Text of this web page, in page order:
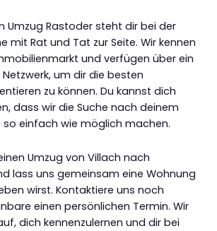
Umzug Rastoder steht dir bei der
mit Rat und Tat zur Seite. Wir kennen
und verfügen über ein
um dir die besten
zu können. Du kannst dich
dass wir die Suche nach deinem
so einfach wie möglich machen.
Umzug von Villach nach
lass uns gemeinsam eine Wohnung
wirst. Kontaktiere uns noch
einen persönlichen Termin. Wir
dich kennenzulernen und dir bei